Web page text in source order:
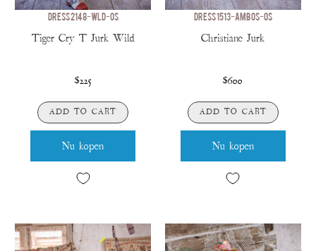
DRESS 2148-WLD-OS
Tiger Cry T Jurk Wild
$225
ADD TO CART
Nu kopen
DRESS 1513-AMBOS-OS
Christiane Jurk
$600
ADD TO CART
Nu kopen